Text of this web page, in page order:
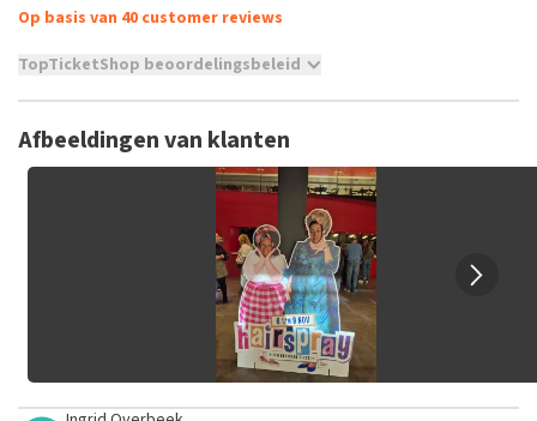
Op basis van 40 customer reviews
TopTicketShop beoordelingsbeleid
niet mogelijk om een review achter te laten als je geen
tickets hebt aangeschaft bij TopTicketShop. Reviews met
grof taalgebruik en/of onwaarheden worden niet geplaatst.
Het kan enkele weken duren voordat een review wordt
Afbeeldingen van klanten